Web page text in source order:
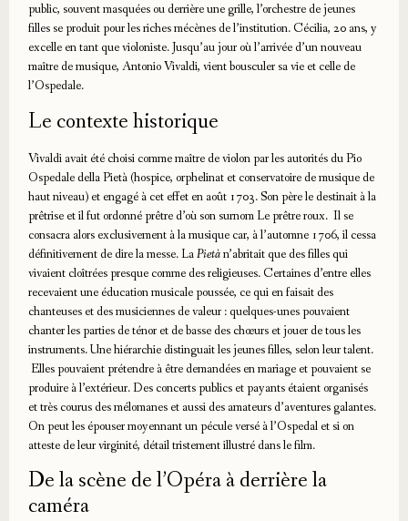
public, souvent masquées ou derrière une grille, l’orchestre de jeunes
filles se produit pour les riches mécènes de l’institution. Cécilia, 20 ans, y
excelle en tant que violoniste. Jusqu’au jour où l’arrivée d’un nouveau
maître de musique, Antonio Vivaldi, vient bousculer sa vie et celle de
l’Ospedale.
Le contexte historique
Vivaldi avait été choisi comme maître de violon par les autorités du Pio
Ospedale della Pietà (hospice, orphelinat et conservatoire de musique de
haut niveau) et engagé à cet effet en août 1703. Son père le destinait à la
prêtrise et il fut ordonné prêtre d’où son surnom Le prêtre roux. Il se
consacra alors exclusivement à la musique car, à l’automne 1706, il cessa
définitivement de dire la messe. LaPietàn’abritait que des filles qui
vivaient cloîtrées presque comme des religieuses. Certaines d’entre elles
recevaient une éducation musicale poussée, ce qui en faisait des
chanteuses et des musiciennes de valeur : quelques-unes pouvaient
chanter les parties de ténor et de basse des chœurs et jouer de tous les
instruments. Une hiérarchie distinguait les jeunes filles, selon leur talent.
Elles pouvaient prétendre à être demandées en mariage et pouvaient se
produire à l’extérieur. Des concerts publics et payants étaient organisés
et très courus des mélomanes et aussi des amateurs d’aventures galantes.
On peut les épouser moyennant un pécule versé à l’Ospedal et si on
atteste de leur virginité, détail tristement illustré dans le film.
De la scène de l’Opéra à derrière la
caméra